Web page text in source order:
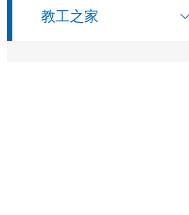
教工之家